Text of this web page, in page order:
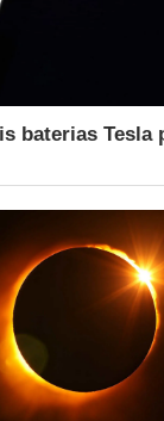
baterias Tesla